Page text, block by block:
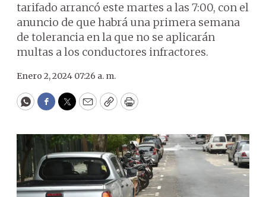
tarifado arrancó este martes a las 7:00, con el
anuncio de que habrá una primera semana
de tolerancia en la que no se aplicarán
multas a los conductores infractores.
Enero 2, 2024 07:26 a. m.
WhatsApp
Facebook
Twitter
EmailCopyPrint